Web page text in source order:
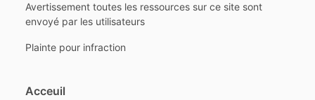
Avertissement toutes les ressources sur ce site sont
envoyé par les utilisateurs
Plainte pour infraction
Acceuil